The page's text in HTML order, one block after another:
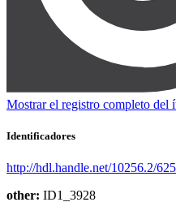
Mostrar el registro completo del
Identificadores
http://hdl.handle.net/10256.2/
other: ID1_3928